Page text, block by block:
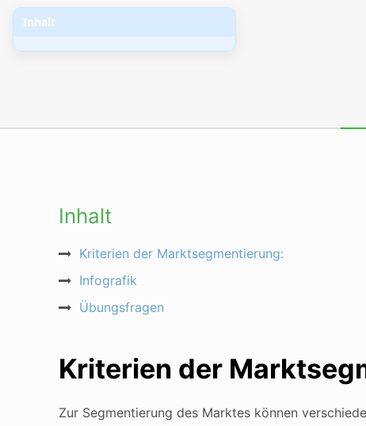
Inhalt
Kriterien der Marktsegmentierung:
Infografik
Übungsfragen
Kriterien der
Zur Segmentierung des Marktes können
Inhalt